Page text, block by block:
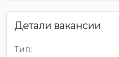
Детали вакансии
Тип: